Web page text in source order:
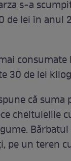
s-a
lei în anul
30 de lei
că
cheltuielile
pe un teren